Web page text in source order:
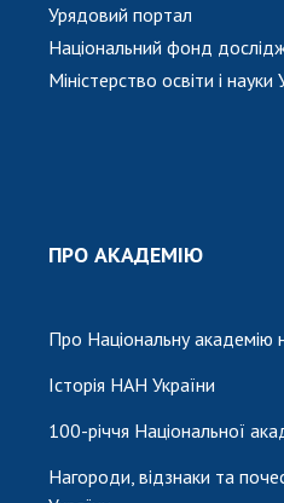
Урядовий портал
Національний фонд
Міністерство освіти і науки
ПРО АКАДЕМІЮ
Про Національну академію
Історія НАН України
100-річчя Національної
Нагороди, відзнаки та